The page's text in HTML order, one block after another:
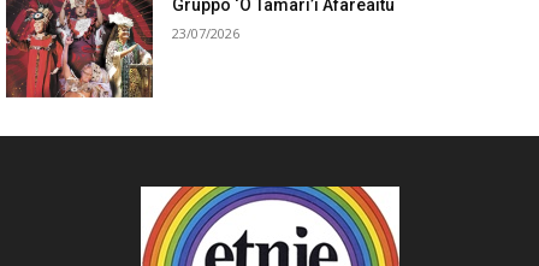
Gruppo ‘O Tamari’i Afareaitu
23/07/2026